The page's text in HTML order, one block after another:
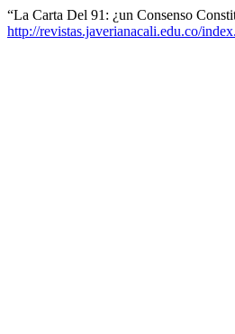
“La Carta Del 91: ¿un Consenso
http://revistas.javerianacali.edu.co/